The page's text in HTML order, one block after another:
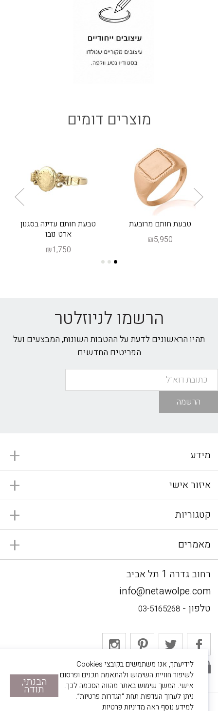
מוצרים דומים
טבעת חותם מרובעת
₪5,950
טבעת חותם עדינה בסגנון
ארט-נובו
₪1,750
הרשמו לניוזלטר
תהיו הראשונים לדעת על ההטבות השונות, המבצעים ועל
הפריטים החדשים
הרשמה
מידע
איזור אישי
קטגוריות
מאמרים
רחוב גדרה 1 תל אביב
info@netawolpe.com
טלפון - 03-5165268
אתר מאובטח
לידיעתך, אנו משתמשים בקובצי Cookies
לשיפור חוויית השימוש ולהתאמת תכנים ופרסום
אישי. המשך שימוש באתר מהווה הסכמה לכך.
ניתן לערוך העדפות תחת “הגדרות פרטיות”.
למידע נוסף ראה מדיניות פרטיות
הבנתי,
תודה
© 2022 נטע וולפה. כל הזכויות שמורות.